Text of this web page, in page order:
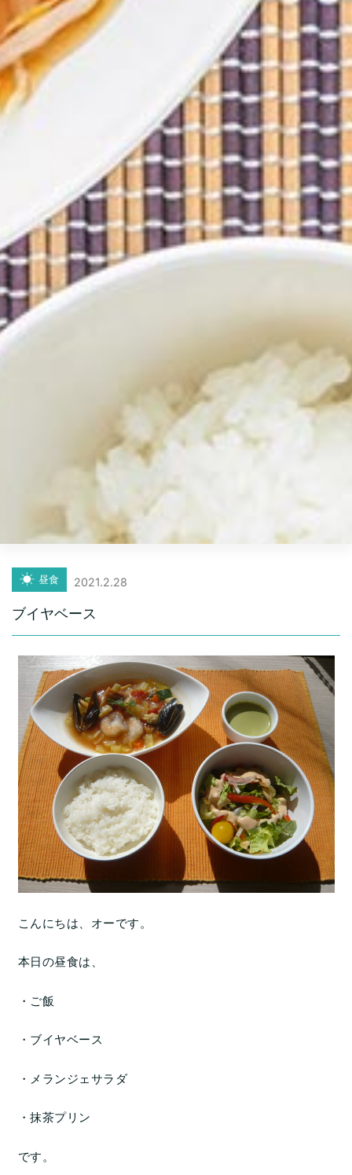
昼食 2021.2.28
ブイヤベース
こんにちは、オーです。
本日の昼食は、
・ご飯
・ブイヤベース
・メランジェサラダ
・抹茶プリン
です。